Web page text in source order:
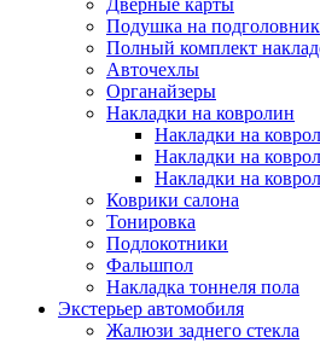
Дверные карты
Подушка на подголовник
Полный комплект
Авточехлы
Органайзеры
Накладки на ковролин
Накладки на
Накладки на
Накладки на
Коврики салона
Тонировка
Подлокотники
Фальшпол
Накладка тоннеля пола
Экстерьер автомобиля
Жалюзи заднего стекла